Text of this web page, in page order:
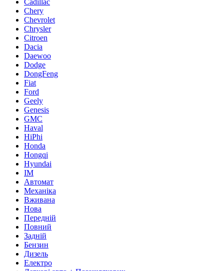
Chery
Chevrolet
Chrysler
Citroen
Dacia
Daewoo
Dodge
DongFeng
Fiat
Ford
Geely
Genesis
GMC
Haval
HiPhi
Honda
Hongqi
Hyundai
IM
Автомат
Механіка
Вживана
Нова
Передній
Повний
Задній
Бензин
Дизель
Електро